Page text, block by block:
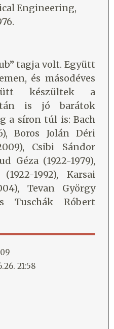
Engineering,
tagja volt. Együtt
és másodéves
készültek a
is jó barátok
a síron túl is: Bach
Boros Jolán Déri
Csibi Sándor
Géza (1922-1979),
1992), Karsai
Tevan György
Tuschák Róbert
21:58